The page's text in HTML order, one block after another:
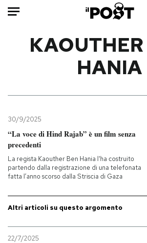
Mondo
Tecnologia
Internet
Cultura
Economia
Sport
Libri
Ok
Europa
PODCAST
HANIA
30/9/2025
“La voce di Hind Rajab” è un film senza
precedenti
La regista Kaouther Ben Hania l'ha costruito
partendo dalla registrazione di una telefonata
fatta l’anno scorso dalla Striscia di Gaza
Altri articoli su questo argomento
22/7/2025